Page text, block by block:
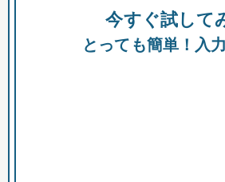
助成金 融資 出
今すぐ試して
とっても簡単！入